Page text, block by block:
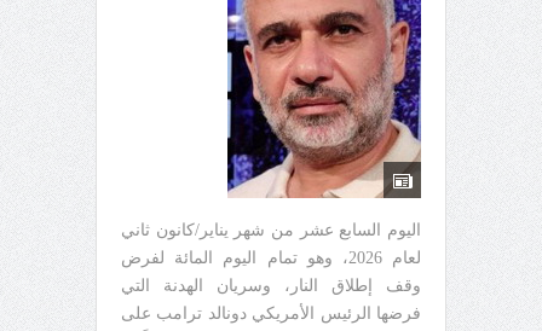
اليوم السابع عشر من شهر يناير/كانون ثاني
لعام 2026، وهو تمام اليوم المائة لفرض
وقف إطلاق النار، وسريان الهدنة التي
فرضها الرئيس الأمريكي دونالد ترامب على